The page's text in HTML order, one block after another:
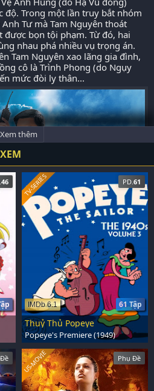
độ. Trong một lần truy bắt nhóm
Tư mà Tam Nguyên thoát
bọn tội phạm. Từ đó, hai
nhau phá nhiều vụ trọng án.
Tam Nguyên xao lãng gia đình,
cô là Trình Phong (do Ngụy
mức đòi ly thân...
Xem thêm
46 PD. 61
61 Tập
IMDb 6.1
TV-SERIES
Thuỷ Thủ Popeye
Popeye's Premiere (1949)
Phụ Đề
US-MOVIE